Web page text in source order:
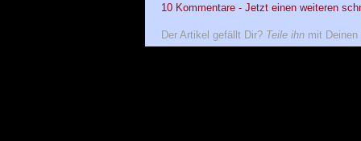
10 Kommentare - Jetzt einen weiteren
Der Artikel gefällt Dir? Teile ihnmit Deinen